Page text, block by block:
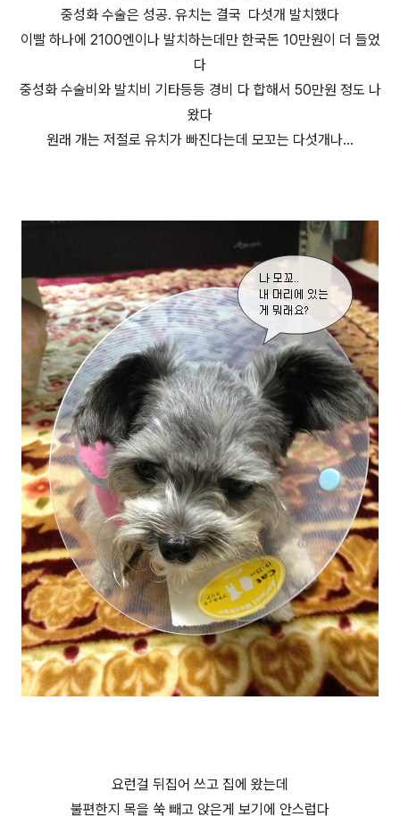
중성화 수술은 성공. 유치는 결국 다섯개 발치했다
이빨 하나에 2100엔이나 발치하는데만 한국돈 10만원이 더 들었
다
중성화 수술비와 발치비 기타등등 경비 다 합해서 50만원 정도 나
왔다
원래 개는 저절로 유치가 빠진다는데 모꼬는 다섯개나...
요런걸 뒤집어 쓰고 집에 왔는데
불편한지 목을 쑥 빼고 앉은게 보기에 안스럽다